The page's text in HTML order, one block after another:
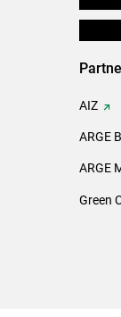
AIZ
ARGE
ARGE
Green